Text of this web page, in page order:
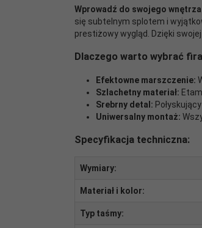
Wprowadź do swojego
się subtelnym splotem i
prestiżowy wygląd. Dzięki
Dlaczego warto wybrać
Efektowne marszczenie:
Szlachetny materiał:
Srebrny detal:
Uniwersalny montaż:
Specyfikacja techniczna:
Wymiary:
Materiał i kolor:
Typ taśmy: